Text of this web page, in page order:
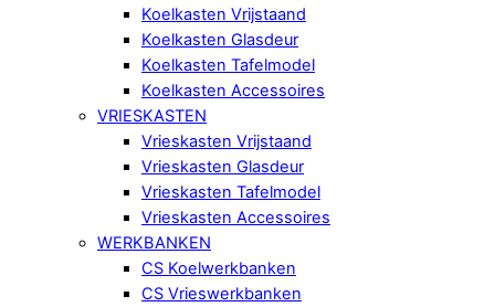
Koelkasten Vrijstaand
Koelkasten Glasdeur
Koelkasten Tafelmodel
Koelkasten Accessoires
VRIESKASTEN
Vrieskasten Vrijstaand
Vrieskasten Glasdeur
Vrieskasten Tafelmodel
Vrieskasten Accessoires
WERKBANKEN
CS Koelwerkbanken
CS Vrieswerkbanken